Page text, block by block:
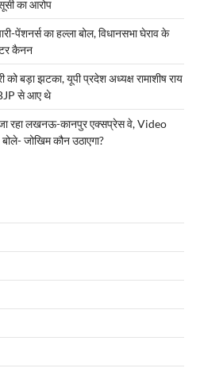
का आरोप
पेंशनर्स का हल्ला बोल, विधानसभा घेराव के
कैनन
बड़ा झटका, यूपी प्रदेश अध्यक्ष रामाशीष राय
BJP से आए थे
रहा लखनऊ-कानपुर एक्सप्रेस वे, Video
जोखिम कौन उठाएगा?